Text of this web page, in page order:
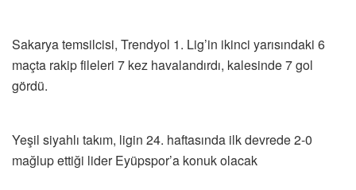
Sakarya temsilcisi, Trendyol 1. Lig’in ikinci yarısındaki 6
maçta rakip fileleri 7 kez havalandırdı, kalesinde 7 gol
gördü.
Yeşil siyahlı takım, ligin 24. haftasında ilk devrede 2-0
mağlup ettiği lider Eyüpspor’a konuk olacak